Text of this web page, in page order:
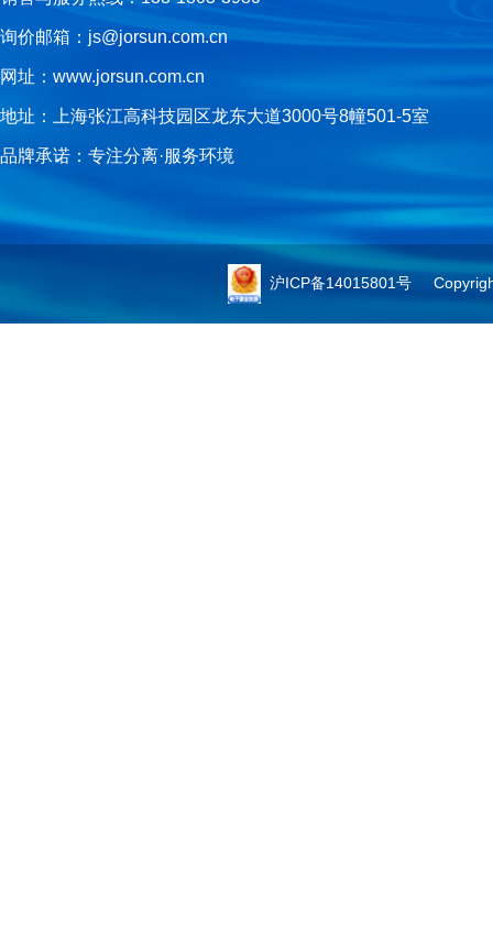
询价邮箱：js@jorsun.com.cn
网址：www.jorsun.com.cn
地址：上海张江高科技园区龙东大道3000号8幢501-5室
品牌承诺：专注分离·服务环境
沪ICP备14015801号Copyright